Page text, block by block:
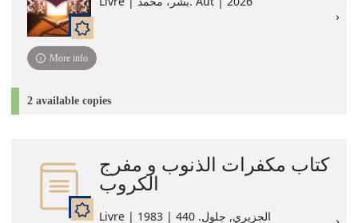
More info
2 available copies
كتاب مكفرات الذنوب و مفرج
الكروب
Livre | الجزيري, جلول. 440 | 1983